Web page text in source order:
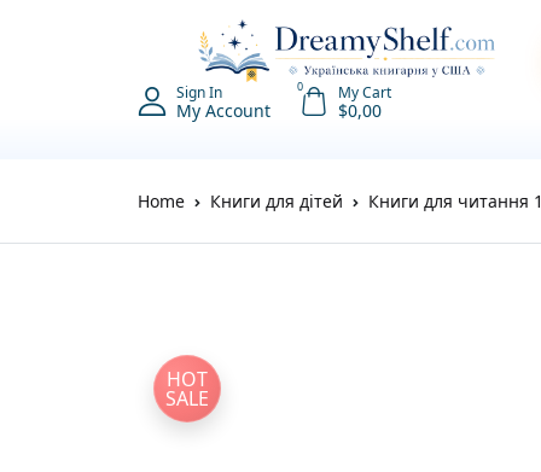
Sign In
My Account
0 My Cart
$0,00
Home Книги для дітей Книги для читання
HOT
SALE